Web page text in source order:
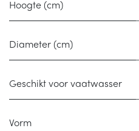
Hoogte (cm)
Diameter (cm)
Geschikt voor vaatwasser
Vorm